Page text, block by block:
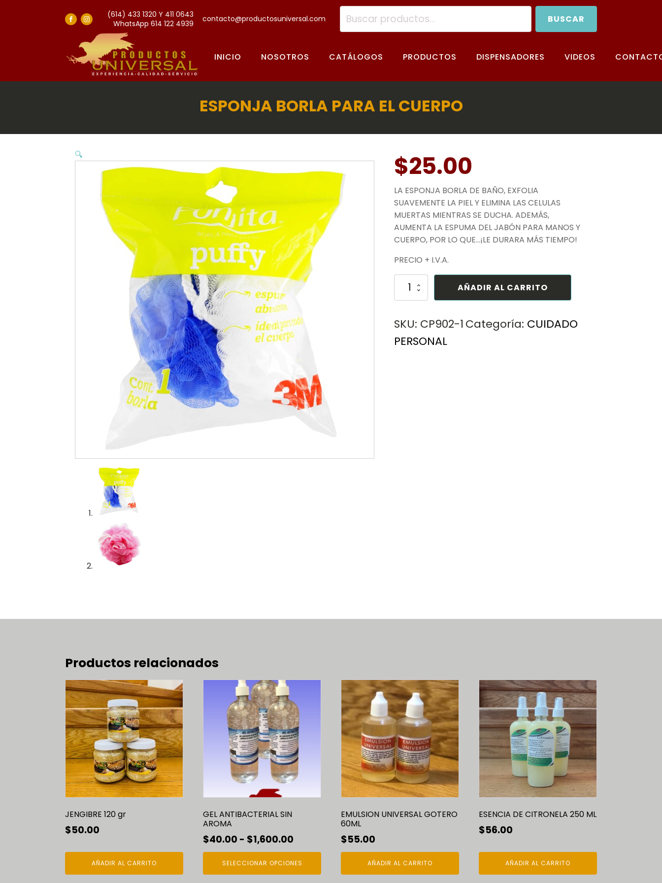
(614) 433 1320 Y 411 0643
WhatsApp 614 122 4939
contacto@productosuniversal.com
Buscar
por:
BUSCAR
INICIO NOSOTROS CATÁLOGOS PRODUCTOS DISPENSADORES VIDEOS
ESPONJA BORLA PARA EL CUERPO
🔍 $25.00
LA ESPONJA BORLA DE BAÑO, EXFOLIA
SUAVEMENTE LA PIEL Y ELIMINA LAS CELULAS
MUERTAS MIENTRAS SE DUCHA. ADEMÁS,
AUMENTA LA ESPUMA DEL JABÓN PARA MANOS Y
CUERPO, POR LO QUE...¡LE DURARA MÁS TIEMPO!
PRECIO + I.V.A.
ESPONJA
BORLA
PARA
CUERPO
cantidad
AÑADIR AL CARRITO
SKU: CP902-1 Categoría: CUIDADO
PERSONAL
Productos relacionados
JENGIBRE 120 gr
$50.00
AÑADIR AL CARRITO
GEL ANTIBACTERIAL SIN
AROMA
$40.00 - $1,600.00
de
precios:
SELECCIONAR OPCIONES
producto
múltiples
variantes.
opciones
elegir
la
página
de
EMULSION UNIVERSAL GOTERO
60ML
$55.00
AÑADIR AL CARRITO
ESENCIA DE CITRONELA 250 ML
$56.00
AÑADIR AL CARRITO